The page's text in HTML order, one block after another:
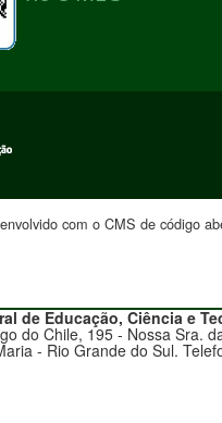
com o CMS de código
de Educação, Ciência e
do Chile, 195 - Nossa Sra.
- Rio Grande do Sul.